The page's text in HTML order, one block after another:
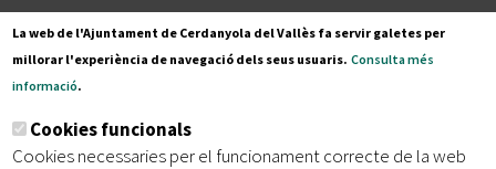
Segueix-nos a:
Subscriu-te al nostre butlletí
La web de l'Ajuntament de Cerdanyola del Vallès fa servir galetes per
millorar l'experiència de navegació dels seus usuaris. Consulta més
informació.
Cookies funcionals
Cookies necessaries per el funcionament correcte de la web